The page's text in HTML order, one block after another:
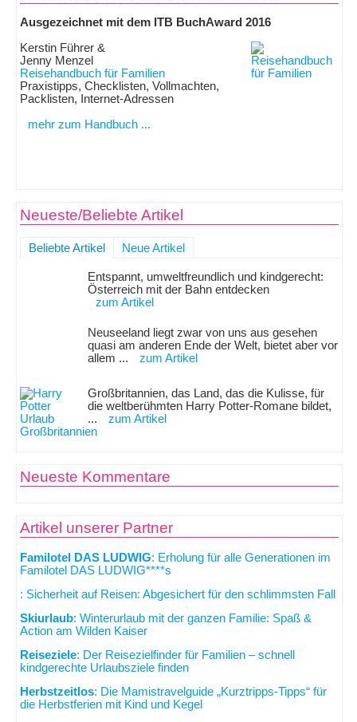
Ausgezeichnet mit dem ITB BuchAward 2016
Kerstin Führer &
Jenny Menzel
Reisehandbuch für Familien
Praxistipps, Checklisten, Vollmachten,
Packlisten, Internet-Adressen
mehr zum Handbuch ...
Neueste/Beliebte Artikel
Beliebte Artikel Neue Artikel
Entspannt, umweltfreundlich und kindgerecht:
Österreich mit der Bahn entdecken
zum Artikel
Neuseeland liegt zwar von uns aus gesehen
quasi am anderen Ende der Welt, bietet aber vor
allem ...
zum Artikel
Großbritannien, das Land, das die Kulisse, für
die weltberühmten Harry Potter-Romane bildet,
...
zum Artikel
Neueste Kommentare
Artikel unserer Partner
Familotel DAS LUDWIG: Erholung für alle Generationen im
Familotel DAS LUDWIG****s
: Sicherheit auf Reisen: Abgesichert für den schlimmsten Fall
Skiurlaub: Winterurlaub mit der ganzen Familie: Spaß &
Action am Wilden Kaiser
Reiseziele: Der Reisezielfinder für Familien – schnell
kindgerechte Urlaubsziele finden
Herbstzeitlos: Die Mamistravelguide „Kurztripps-Tipps“ für
die Herbstferien mit Kind und Kegel